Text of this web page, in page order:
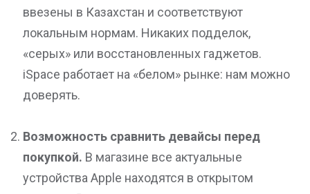
ввезены в Казахстан и соответствуют
локальным нормам. Никаких подделок,
«серых» или восстановленных гаджетов.
iSpace работает на «белом» рынке: нам можно
доверять.
Возможность сравнить девайсы перед
покупкой. В магазине все актуальные
устройства Apple находятся в открытом